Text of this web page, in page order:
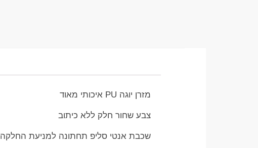
מזרן יוגה PU איכותי מאוד
צבע שחור חלק ללא כיתוב
שכבת אנטי סליפ תחתונה למניעת החלקה